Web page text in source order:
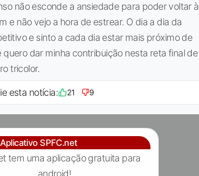
não esconde a ansiedade para poder voltar à
e não vejo a hora de estrear. O dia a dia da
e sinto a cada dia estar mais próximo de
dar minha contribuição nesta reta final de
tricolor.
esta notícia: 21 9
Aplicativo SPFC.net
tem uma aplicação gratuita para
android!